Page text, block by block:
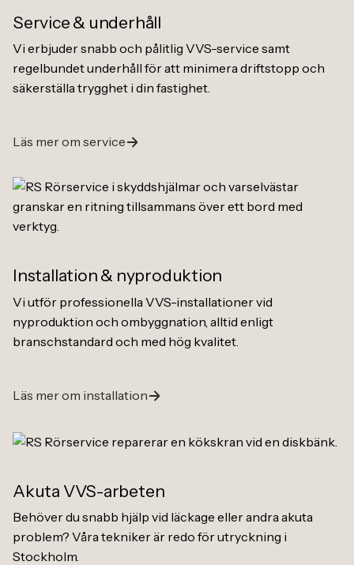
Service& underhåll
Vi erbjuder snabb och pålitlig VVS-service samt
regelbundet underhåll för att minimera driftstopp och
säkerställa trygghet i din fastighet.
Läs mer om service
Installation& nyproduktion
Vi utför professionella VVS-installationer vid
nyproduktion och ombyggnation, alltid enligt
branschstandard och med hög kvalitet.
Läs mer om installation
Akuta VVS-arbeten
Behöver du snabb hjälp vid läckage eller andra akuta
problem? Våra tekniker är redo för utryckning i
Stockholm.